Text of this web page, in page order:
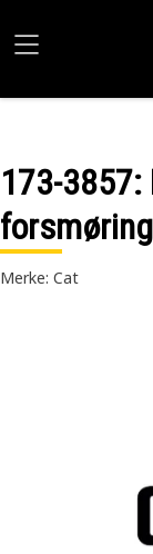
173-3857:
Merke: Cat